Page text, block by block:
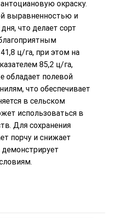
окраску.
выравненностью и
что делает сорт
ц/га, при этом на
85,2 ц/га,
обладает полевой
что обеспечивает
в сельском
использоваться в
Для сохранения
порчу и снижает